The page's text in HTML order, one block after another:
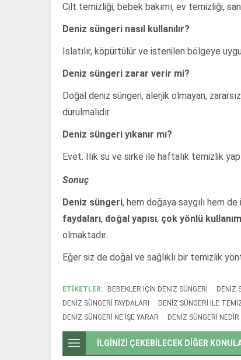
Cilt temizliği, bebek bakımı, ev temizliği,
Deniz süngeri nasıl kullanılır?
Islatılır, köpürtülür ve istenilen bölgeye
Deniz süngeri zarar verir mi?
Doğal deniz süngeri, alerjik olmayan,
durulmalıdır.
Deniz süngeri yıkanır mı?
Evet. Ilık su ve sirke ile haftalık temizlik
Sonuç
Deniz süngeri, hem doğaya saygılı hem
faydaları, doğal yapısı, çok yönlü
olmaktadır.
Eğer siz de doğal ve sağlıklı bir temizlik
ETİKETLER: BEBEKLER IÇIN DENIZ SÜNGERI DENIZ
DENIZ SÜNGERI FAYDALARI
DENIZ SÜNGERI ILE
DENIZ SÜNGERI NE IŞE YARAR
DENIZ SÜNGERI NEDIR
İLGİNİZİ ÇEKEBİLECEK DİĞER